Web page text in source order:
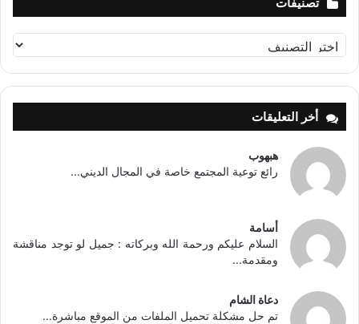
تصنيفات
تصنيفات
أخر التعليقات
هبهوب
رائع توعية المجتمع خاصة في المجال الديني...
أسامة
السلام عليكم ورحمة الله وبركاته : جميل لو توجد مناقشة
ومقدمة...
دعاة الشام
تم حل مشكلة تحميل الملفات من الموقع مباشرة...